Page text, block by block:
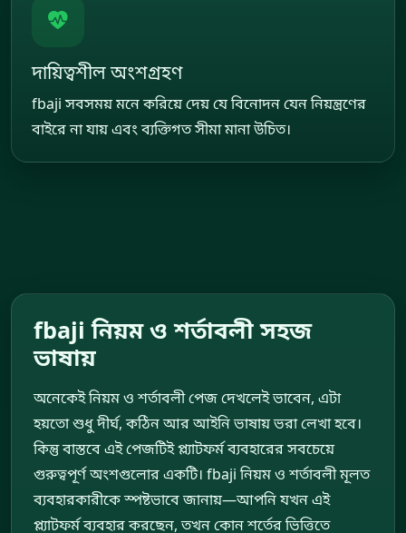
দায়িত্বশীল অংশগ্রহণ
fbaji সবসময় মনে করিয়ে দেয় যে বিনোদন যেন নিয়ন্ত্রণের
বাইরে না যায় এবং ব্যক্তিগত সীমা মানা উচিত।
fbaji নিয়ম ও শর্তাবলী সহজ
ভাষায়
অনেকেই নিয়ম ও শর্তাবলী পেজ দেখলেই ভাবেন, এটা
হয়তো শুধু দীর্ঘ, কঠিন আর আইনি ভাষায় ভরা লেখা হবে।
কিন্তু বাস্তবে এই পেজটিই প্ল্যাটফর্ম ব্যবহারের সবচেয়ে
গুরুত্বপূর্ণ অংশগুলোর একটি। fbaji নিয়ম ও শর্তাবলী মূলত
ব্যবহারকারীকে স্পষ্টভাবে জানায়—আপনি যখন এই
প্ল্যাটফর্ম ব্যবহার করছেন, তখন কোন শর্তের ভিত্তিতে